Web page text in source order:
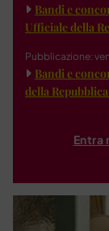
Bandi e
Ufficiale della
Pubblicazione:
Bandi e
della
Entra